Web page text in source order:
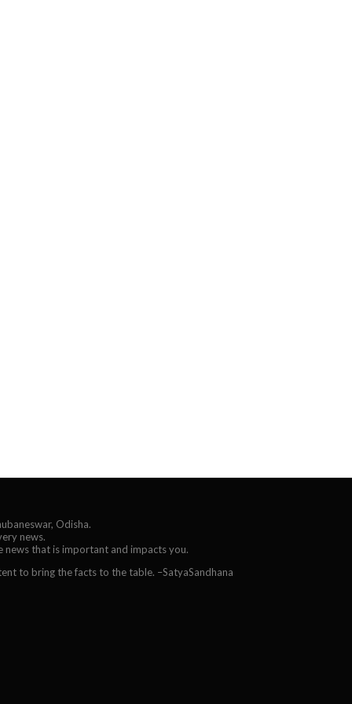
Odisha.
news.
that is important and impacts you.
to bring the facts to the table. –SatyaSandhana